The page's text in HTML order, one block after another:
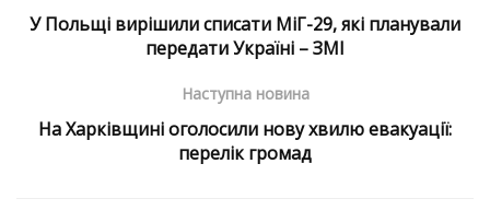
У Польщі вирішили списати МіГ-29, які планували
передати Україні – ЗМІ
Наступна новина
На Харківщині оголосили нову хвилю евакуації:
перелік громад